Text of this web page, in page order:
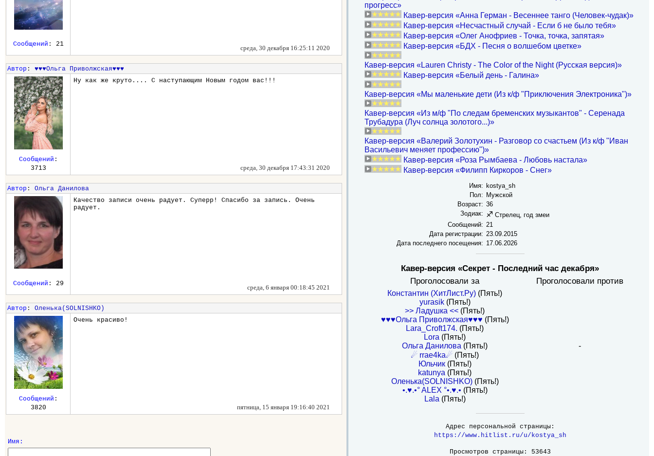
среда, 30 декабря 16:25:11 2020
Сообщений : 21
Автор :♥♥♥Ольга Приволжская♥♥♥
Ну как же круто.... С наступающим Новым годом вас!!!
среда, 30 декабря 17:43:31 2020
Сообщений :
3713
Автор :Ольга Данилова
Качество записи очень радует. Суперр! Спасибо за запись. Очень
радует.
среда, 6 января 00:18:45 2021
Сообщений : 29
Автор :Оленька(SOLNISHKO)
Очень красиво!
пятница, 15 января 19:16:40 2021
Сообщений :
3820
Имя:
прогресс»
Кавер-версия «Анна Герман - Весеннее танго (Человек-чудак)»
Кавер-версия «Несчастный случай - Если б не было тебя»
Кавер-версия «Олег Анофриев - Точка, точка, запятая»
Кавер-версия «БДХ - Песня о волшебом цветке»
Кавер-версия «Lauren Christy - The Color of the Night (Русская версия)»
Кавер-версия «Белый день - Галина»
Кавер-версия «Мы маленькие дети (Из к/ф "Приключения Электроника")»
Кавер-версия «Из м/ф "По следам бременских музыкантов" - Серенада
Трубадура (Луч солнца золотого...)»
Кавер-версия «Валерий Золотухин - Разговор со счастьем (Из к/ф "Иван
Васильевич меняет профессию")»
Кавер-версия «Роза Рымбаева - Любовь настала»
Кавер-версия «Филипп Киркоров - Снег»
Имя: kostya_sh
Пол: Мужской
Возраст: 36
Зодиак: ♐ Стрелец, год змеи
Сообщений: 21
Дата регистрации: 23.09.2015
Дата последнего посещения: 17.06.2026
Кавер-версия «Секрет - Последний час декабря»
Проголосовали за
Проголосовали против
Константин (ХитЛист.Ру) (Пять!)
yurasik(Пять!)
>> Ладушка << (Пять!)
♥♥♥Ольга Приволжская♥♥♥ (Пять!)
Lara_Croft174. (Пять!)
Lora (Пять!)
Ольга Данилова (Пять!)
☄ rrae4ka☄ (Пять!)
Юльчик(Пять!)
katunya (Пять!)
Оленька(SOLNISHKO)(Пять!)
•.♥.•° ALEX °•.♥.• (Пять!)
Lala (Пять!)
-
Адрес персональной страницы:
https://www.hitlist.ru/u/kostya_sh
Просмотров страницы: 53643